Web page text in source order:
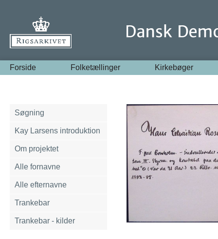
Forside Folketællinger Kirkebøger
Søgning
Kay Larsens introduktion
Om projektet
Alle fornavne
Alle efternavne
Trankebar
Trankebar - kilder